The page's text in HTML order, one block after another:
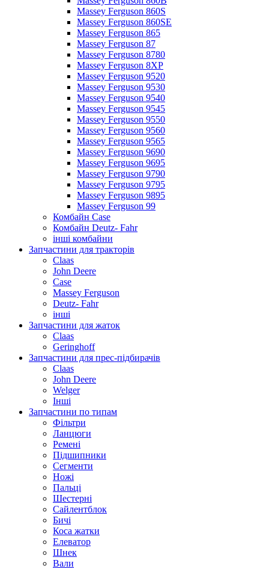
Massey Ferguson 860S
Massey Ferguson 860SE
Massey Ferguson 865
Massey Ferguson 87
Massey Ferguson 8780
Massey Ferguson 8XP
Massey Ferguson 9520
Massey Ferguson 9530
Massey Ferguson 9540
Massey Ferguson 9545
Massey Ferguson 9550
Massey Ferguson 9560
Massey Ferguson 9565
Massey Ferguson 9690
Massey Ferguson 9695
Massey Ferguson 9790
Massey Ferguson 9795
Massey Ferguson 9895
Massey Ferguson 99
Комбайн Case
Комбайн Deutz- Fahr
інші комбайни
Запчастини для тракторів
Claas
John Deere
Case
Massey Ferguson
Deutz- Fahr
інші
Запчастини для жаток
Claas
Geringhoff
Запчастини для прес-підбирачів
Claas
John Deere
Welger
Інші
Запчастини по типам
Фільтри
Ланцюги
Ремені
Підшипники
Сегменти
Ножі
Пальці
Шестерні
Сайлентблок
Бичі
Коса жатки
Елеватор
Шнек
Вали